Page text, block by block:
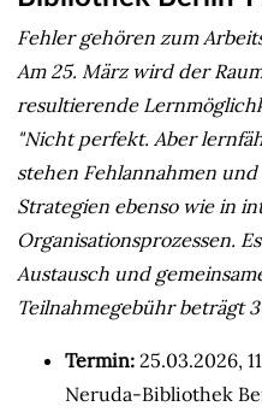
Fehler gehören zum
Am 25. März wird der
resultierende
"Nicht perfekt. Aber
stehen Fehlannahmen
Strategien ebenso wie in
Organisationsprozessen.
Austausch und
Teilnahmegebühr beträgt
Termin: 25.03.2026,
Neruda-Bibliothek